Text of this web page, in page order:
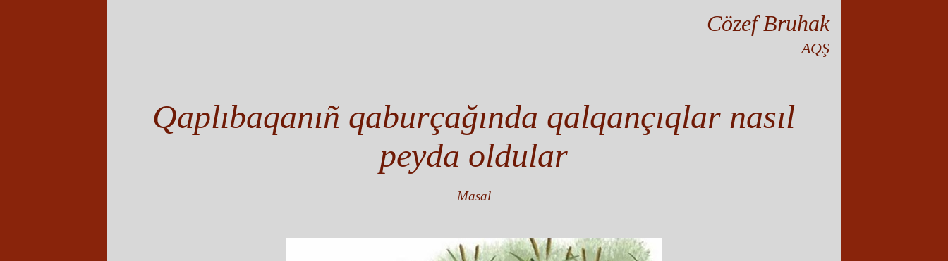
Cözef Bruhak
AQŞ
Qaplıbaqanıñ qaburçağında qalqançıqlar nasıl
peyda oldular
Masal